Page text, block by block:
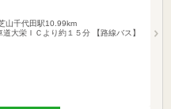
山千代田駅10.99km
道大栄ＩＣより約１５分 【路線バス】